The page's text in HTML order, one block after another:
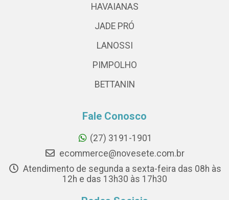
HAVAIANAS
JADE PRÓ
LANOSSI
PIMPOLHO
BETTANIN
Fale Conosco
(27) 3191-1901
ecommerce@novesete.com.br
Atendimento de segunda a sexta-feira das 08h às
12h e das 13h30 às 17h30